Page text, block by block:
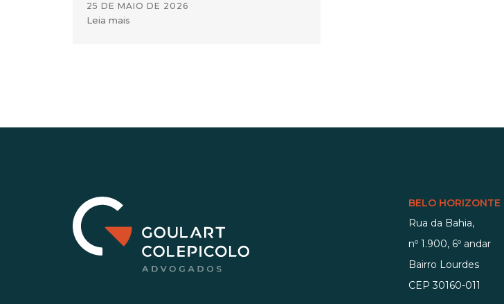
25 DE MAIO DE 2026
Leia mais
BELO HORIZONTE
Rua da Bahia,
nº 1.900, 6º andar
Bairro Lourdes
CEP 30160-011